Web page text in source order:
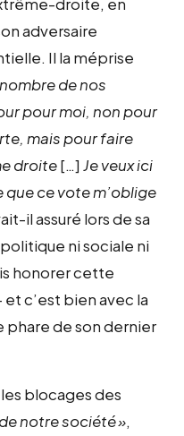
adversaire
Il la méprise
de nos
pour moi, non pour
mais pour faire
droite[…] Je veux ici
que ce vote m’oblige
il assuré lors de sa
ni sociale ni
honorer cette
c’est bien avec la
phare de son dernier
blocages des
notre société»,